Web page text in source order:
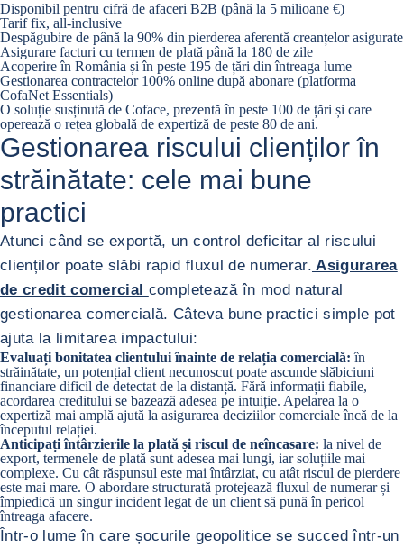
Disponibil pentru cifră de afaceri B2B (până la 5 milioane €)
Tarif fix, all-inclusive
Despăgubire de până la 90% din pierderea aferentă creanțelor asigurate
Asigurare facturi cu termen de plată până la 180 de zile
Acoperire în România și în peste 195 de țări din întreaga lume
Gestionarea contractelor 100% online după abonare (platforma
CofaNet Essentials)
O soluție susținută de Coface, prezentă în peste 100 de țări și care
operează o rețea globală de expertiză de peste 80 de ani.
Gestionarea riscului clienților în
străinătate: cele mai bune
practici
Atunci când se exportă, un control deficitar al riscului
clienților poate slăbi rapid fluxul de numerar. Asigurarea
de credit comercial completează în mod natural
gestionarea comercială. Câteva bune practici simple pot
ajuta la limitarea impactului:
Evaluați bonitatea clientului înainte de relația comercială:în
străinătate, un potențial client necunoscut poate ascunde slăbiciuni
financiare dificil de detectat de la distanță. Fără informații fiabile,
acordarea creditului se bazează adesea pe intuiție. Apelarea la o
expertiză mai amplă ajută la asigurarea deciziilor comerciale încă de la
începutul relației.
Anticipați întârzierile la plată și riscul de neîncasare: la nivel de
export, termenele de plată sunt adesea mai lungi, iar soluțiile mai
complexe. Cu cât răspunsul este mai întârziat, cu atât riscul de pierdere
este mai mare. O abordare structurată protejează fluxul de numerar și
împiedică un singur incident legat de un client să pună în pericol
întreaga afacere.
Într-o lume în care șocurile geopolitice se succed într-un